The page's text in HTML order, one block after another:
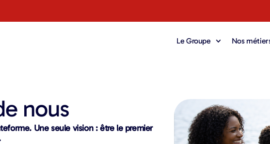
Le Groupe Nos
nous
Une seule vision : être le premier